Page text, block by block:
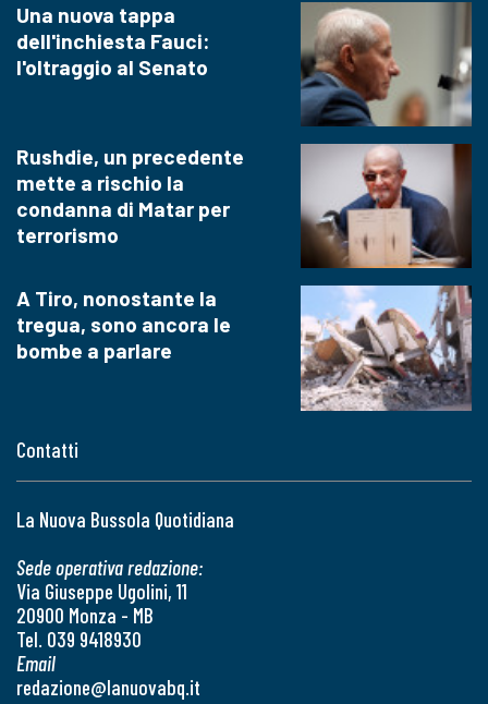
Contatti
La Nuova Bussola Quotidiana
Sede operativa redazione:
Via Giuseppe Ugolini, 11
20900 Monza - MB
Tel. 039 9418930
Email
redazione@lanuovabq.it
Una nuova tappa
dell'inchiesta Fauci:
l'oltraggio al Senato
Rushdie, un precedente
mette a rischio la
condanna di Matar per
terrorismo
A Tiro, nonostante la
tregua, sono ancora le
bombe a parlare